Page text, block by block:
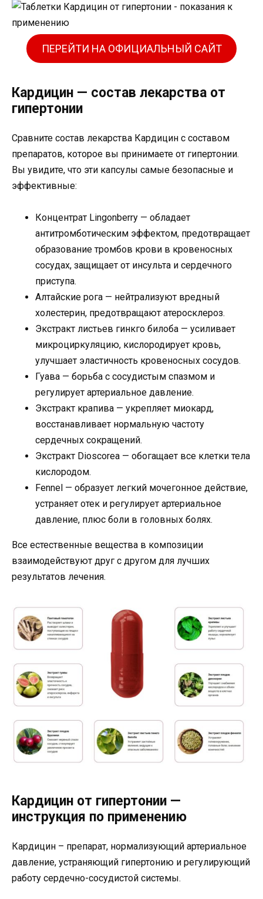
ПЕРЕЙТИ НА ОФИЦИАЛЬНЫЙ САЙТ
Кардицин — состав лекарства от
гипертонии
Сравните состав лекарства Кардицин с составом
препаратов, которое вы принимаете от гипертонии.
Вы увидите, что эти капсулы самые безопасные и
эффективные:
Концентрат Lingonberry — обладает
антитромботическим эффектом, предотвращает
образование тромбов крови в кровеносных
сосудах, защищает от инсульта и сердечного
приступа.
Алтайские рога — нейтрализуют вредный
холестерин, предотвращают атеросклероз.
Экстракт листьев гинкго билоба — усиливает
микроциркуляцию, кислородирует кровь,
улучшает эластичность кровеносных сосудов.
Гуава — борьба с сосудистым спазмом и
регулирует артериальное давление.
Экстракт крапива — укрепляет миокард,
восстанавливает нормальную частоту
сердечных сокращений.
Экстракт Dioscorea — обогащает все клетки тела
кислородом.
Fennel — образует легкий мочегонное действие,
устраняет отек и регулирует артериальное
давление, плюс боли в головных болях.
Все естественные вещества в композиции
взаимодействуют друг с другом для лучших
результатов лечения.
Кардицин от гипертонии —
инструкция по применению
Кардицин – препарат, нормализующий артериальное
давление, устраняющий гипертонию и регулирующий
работу сердечно-сосудистой системы.